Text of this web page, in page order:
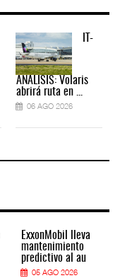
IT-
ANÁLISIS: Volaris
abrirá ruta en ...
06 AGO 2026
ExxonMobil lleva
mantenimiento
predictivo al au
05 AGO 2026